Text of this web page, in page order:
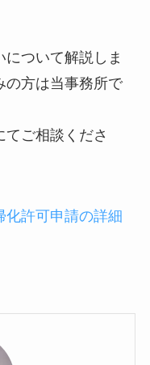
について解説しま
の方は当事務所で
てご相談くださ
化許可申請の詳細